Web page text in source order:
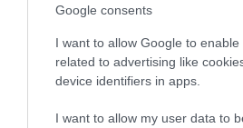
Google consents
I want to allow Google to enable
related to advertising like
device identifiers in apps.
I want to allow my user data to
La Redazione 24 Aprile 2016
Milano, 24 apr – Tutto sembra
sera a San Siro, per Inter-Udinese,
era l’arbitro. …